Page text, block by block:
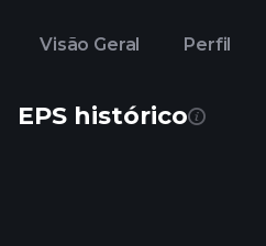
Visão Geral Perfil
EPS histórico